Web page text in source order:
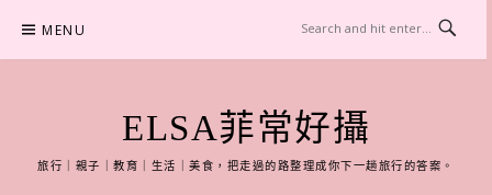
content
MENU
ELSA菲常好攝
旅行｜親子｜教育｜生活｜美食，把走過的路整理成你下一趟旅行的答案。